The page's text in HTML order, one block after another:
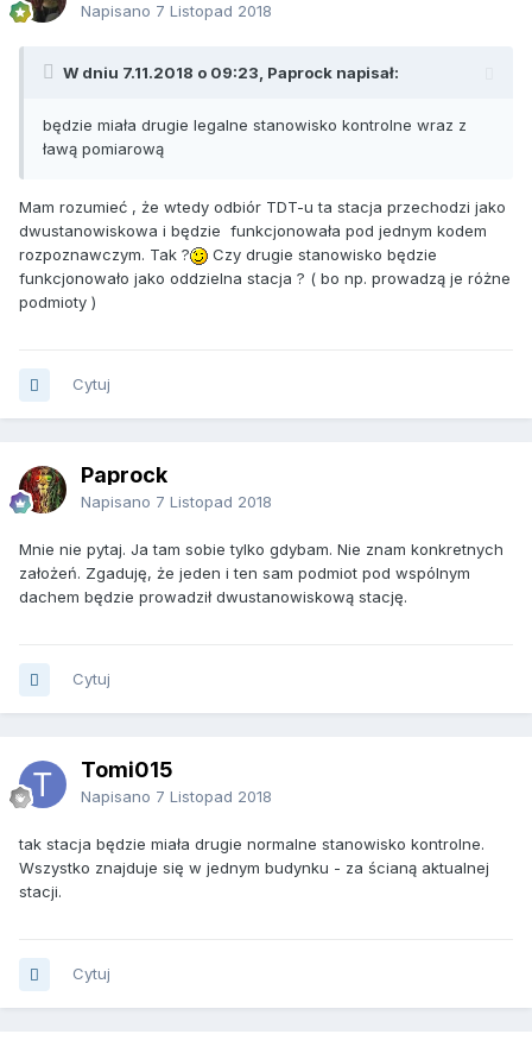
Napisano 7 Listopad 2018
W dniu 7.11.2018 o 09:23, Paprock napisał:
będzie miała drugie legalne stanowisko kontrolne wraz z
ławą pomiarową
Mam rozumieć , że wtedy odbiór TDT-u ta stacja przechodzi jako
dwustanowiskowa i będzie funkcjonowała pod jednym kodem
rozpoznawczym. Tak ?
Czy drugie stanowisko będzie
funkcjonowało jako oddzielna stacja ? ( bo np. prowadzą je różne
podmioty )
Cytuj
Paprock
Napisano 7 Listopad 2018
Mnie nie pytaj. Ja tam sobie tylko gdybam. Nie znam konkretnych
założeń. Zgaduję, że jeden i ten sam podmiot pod wspólnym
dachem będzie prowadził dwustanowiskową stację.
Cytuj
Tomi015
Napisano 7 Listopad 2018
tak stacja będzie miała drugie normalne stanowisko kontrolne.
Wszystko znajduje się w jednym budynku - za ścianą aktualnej
stacji.
Cytuj